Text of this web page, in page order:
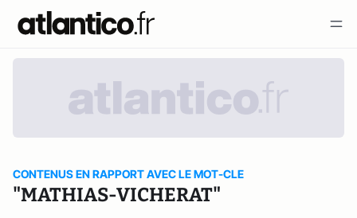
CONTENUS EN RAPPORT AVEC LE MOT-CLE
"MATHIAS-VICHERAT"